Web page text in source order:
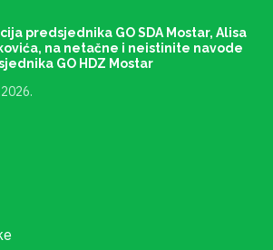
predsjednika GO SDA Mostar, Alisa
na netačne i neistinite navode
GO HDZ Mostar